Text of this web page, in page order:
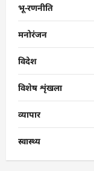
भू-रणनीति
मनोरंजन
विदेश
विशेष शृंखला
व्यापार
स्वास्थ्य